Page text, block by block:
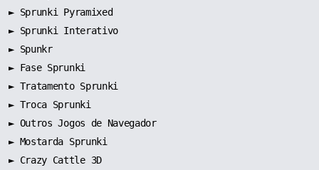
► Sprunki Pyramixed
► Sprunki Interativo
► Spunkr
► Fase Sprunki
► Tratamento Sprunki
► Troca Sprunki
► Outros Jogos de Navegador
► Mostarda Sprunki
► Crazy Cattle 3D